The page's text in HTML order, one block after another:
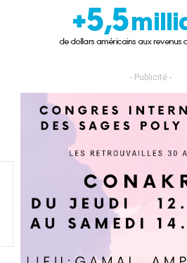
- Publicité -